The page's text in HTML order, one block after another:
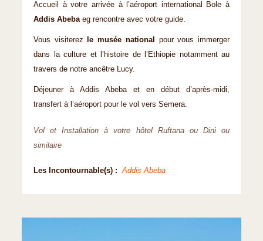
Accueil à votre arrivée à l’aéroport international Bole à
Addis Abebaeg rencontre avec votre guide.
Vous visiterez le musée national
pour vous immerger
dans la culture et l’histoire de l’Ethiopie notamment au
travers de notre ancêtre Lucy.
Déjeuner à Addis Abeba et en début d’après-midi,
transfert à l’aéroport pour le vol vers Semera.
Vol et Installation à votre hôtel Ruftana ou Dini ou
similaire​​​​​
Les Incontournable(s) : Addis Abeba